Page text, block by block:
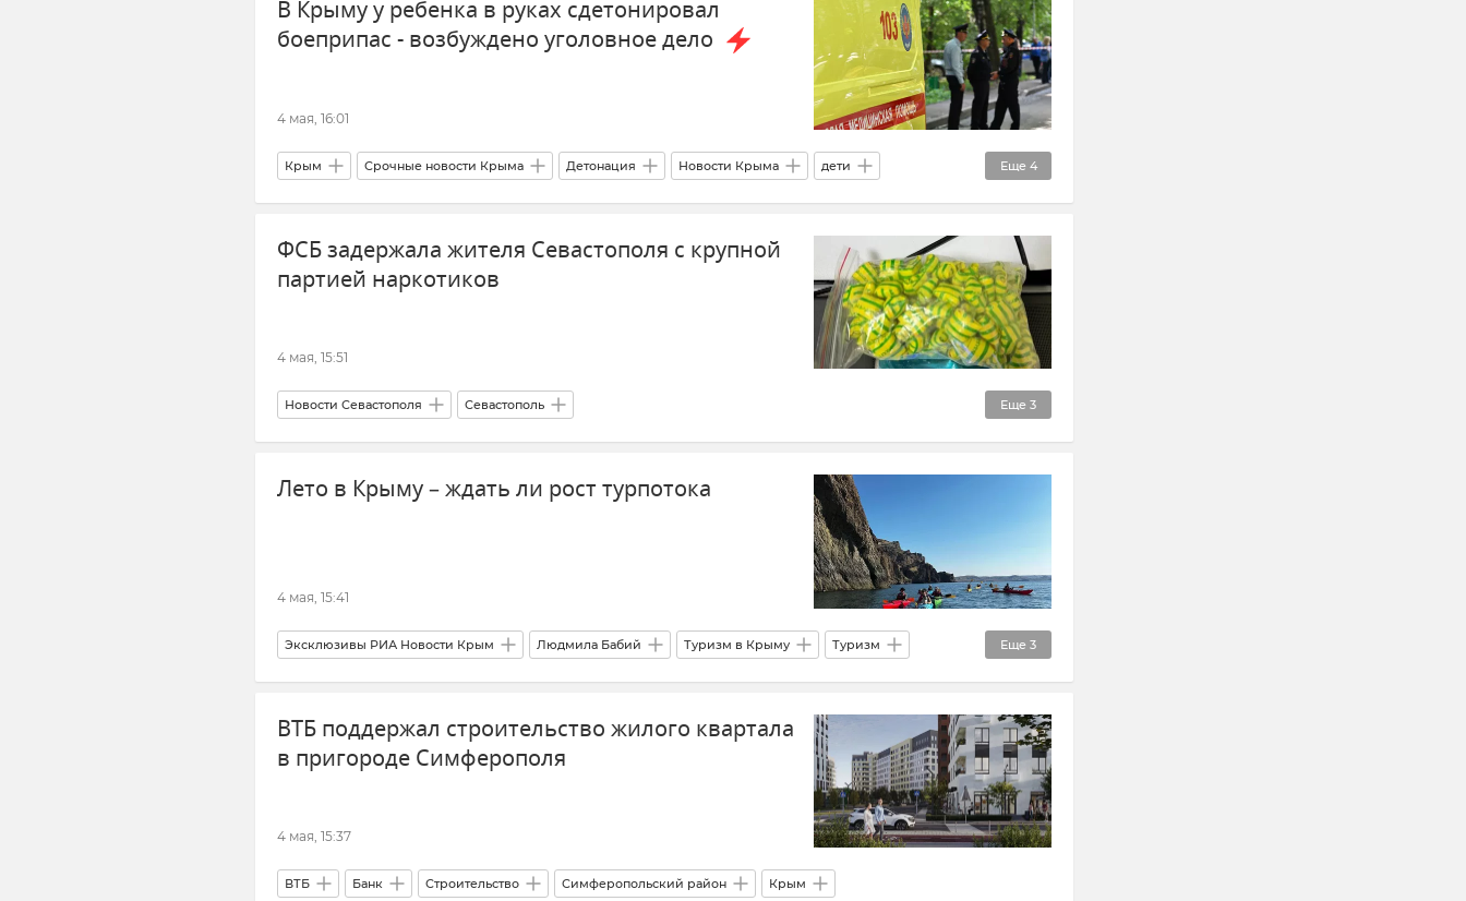
В Крыму у ребенка в руках сдетонировал
боеприпас - возбуждено уголовное дело
4 мая, 16:01
Еще 4
Крым Срочные новости Крыма Детонация Новости Крыма дети
Советский район Следком Крыма и Севастополя Прокуратура Республики Крым
Происшествия
ФСБ задержала жителя Севастополя с крупной
партией наркотиков
4 мая, 15:51
Еще 3
Новости Севастополя Севастополь
УФСБ России по Республике Крым и городу Севастополю Происшествия наркотики
Лето в Крыму – ждать ли рост турпотока
4 мая, 15:41
Еще 3
Эксклюзивы РИА Новости Крым Людмила Бабий Туризм в Крыму Туризм
Крым Отдых в Крыму Крым курортный
ВТБ поддержал строительство жилого квартала
в пригороде Симферополя
4 мая, 15:37
ВТБ Банк Строительство Симферопольский район Крым